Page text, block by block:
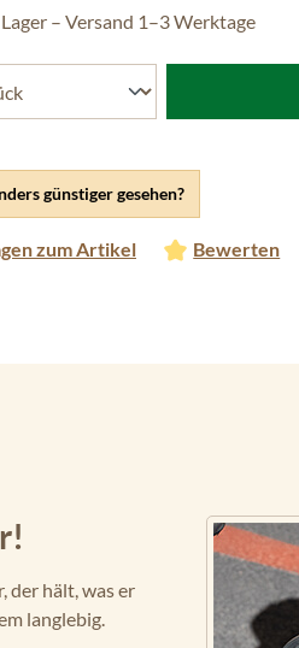
günstiger gesehen?
zum Artikel Bewerten
– Versand 1–3 Werktage
der hält, was er
langlebig.